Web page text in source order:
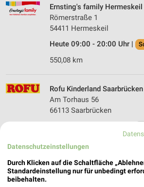
Ernsting's family Hermeskeil
Römerstraße 1
54411 Hermeskeil
Heute 09:00 - 20:00 Uhr |
550,08 km
Rofu Kinderland Saarbrücken
Am Torhaus 56
66113 Saarbrücken
578,92 km • Angebote: 3
Rofu Kinderland Bitburg
Datenschutzeinstellungen
Durch Klicken auf die Schaltfläche
Standardeinstellung nur für unbedingt
beibehalten.